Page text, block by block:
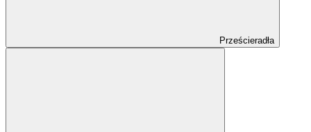
Prześcieradła